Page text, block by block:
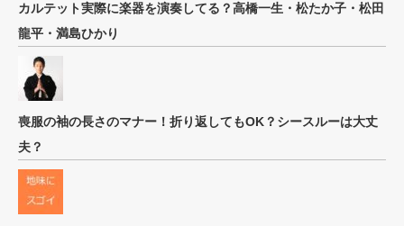
カルテット実際に楽器を演奏してる？高橋一生・松たか子・松田
龍平・満島ひかり
喪服の袖の長さのマナー！折り返してもOK？シースルーは大丈
夫？